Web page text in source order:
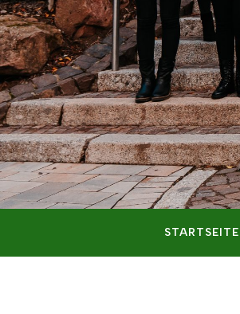
STARTSEITE